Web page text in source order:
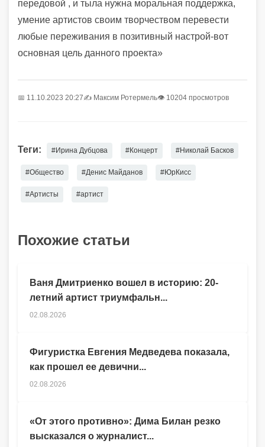
передовой , и тыла нужна моральная поддержка,
умение артистов своим творчеством перевести
любые переживания в позитивный настрой-вот
основная цель данного проекта»
📅 11.10.2023 20:27✍️ Максим Ротермель👁 10204 просмотров
Теги: #Ирина Дубцова #Концерт #Николай Басков
#Общество #Денис Майданов #ЮрКисс
#Артисты #артист
Похожие статьи
Ваня Дмитриенко вошел в историю: 20-
летний артист триумфальн...
02.08.2026
Фигуристка Евгения Медведева показала,
как прошел ее девични...
02.08.2026
«От этого противно»: Дима Билан резко
высказался о журналист...